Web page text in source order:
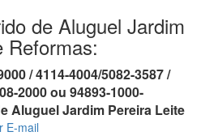
de Aluguel Jardim
Reformas:
/ 4114-4004/5082-3587 /
2000 ou 94893-1000-
Aluguel Jardim Pereira Leite
E-mail